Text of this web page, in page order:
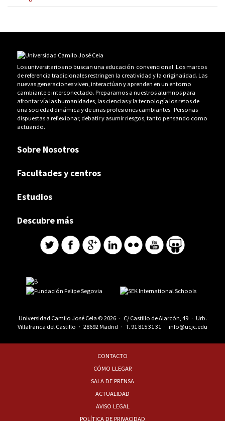
Los universitarios no buscan una educación convencional. Los marcos
de referencia tradicionales restringen la creatividad y la originalidad. Las
nuevas generaciones viven, interactúan y aprenden en un entorno
cambiante e interconectado. Preparamos a nuestros alumnos para
afrontar vía las humanidades, las ciencias y la tecnología los retos de
una sociedad dinámica y de unas profesiones cambiantes. Personas
dispuestas a reflexionar, debatir y asumir riesgos, tanto pensando como
actuando.
Sobre Nosotros
Facultades y centros
Estudios
Descubre más
Universidad Camilo José Cela © 2026 · C/ Castillo de Alarcón, 49 · Urb.
Villafranca del Castillo · 28692 Madrid · T. 91 815 31 31 · info@ucjc.edu
CONTACTO
CÓMO LLEGAR
SALA DE PRENSA
ACTUALIDAD
AVISO LEGAL
POLÍTICA DE PRIVACIDAD